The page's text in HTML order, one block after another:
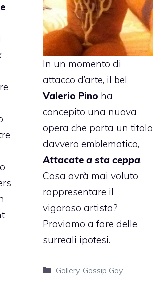
In un momento di
attacco d’arte, il bel
Valerio Pino ha
concepito una nuova
opera che porta un titolo
davvero emblematico,
Attacate a sta ceppa.
Cosa avrà mai voluto
rappresentare il
vigoroso artista?
Proviamo a fare delle
surreali ipotesi.
Categorie
Gallery, Gossip Gay